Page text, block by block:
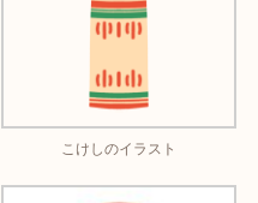
こけしのイラスト